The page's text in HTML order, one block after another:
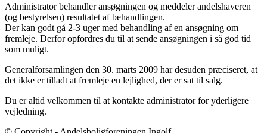
Administrator behandler ansøgningen og meddeler andelshaveren
(og bestyrelsen) resultatet af behandlingen.
Der kan godt gå 2-3 uger med behandling af en ansøgning om
fremleje. Derfor opfordres du til at sende ansøgningen i så god tid
som muligt.
Generalforsamlingen den 30. marts 2009 har desuden præciseret, at
det ikke er tilladt at fremleje en lejlighed, der er sat til salg.
Du er altid velkommen til at kontakte administrator for yderligere
vejledning.